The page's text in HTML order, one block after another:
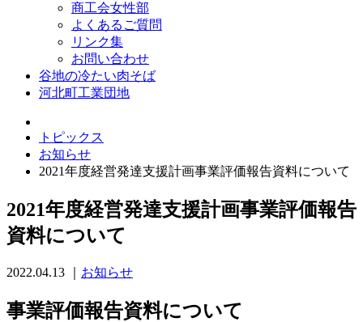
商工会女性部
よくあるご質問
リンク集
お問い合わせ
谷地の冷たい肉そば
河北町工業団地
トピックス
お知らせ
2021年度経営発達支援計画事業評価報告資料について
2021年度経営発達支援計画事業評価報告
資料について
2022.04.13 お知らせ
事業評価報告資料について